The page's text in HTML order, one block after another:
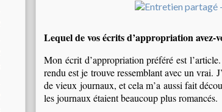
Lequel de vos écrits d’appropriation avez-
Mon écrit d’appropriation préféré est
rendu est je trouve ressemblant avec un vrai.
de vieux journaux, et cela m’a aussi fait
les journaux étaient beaucoup plus romancés.